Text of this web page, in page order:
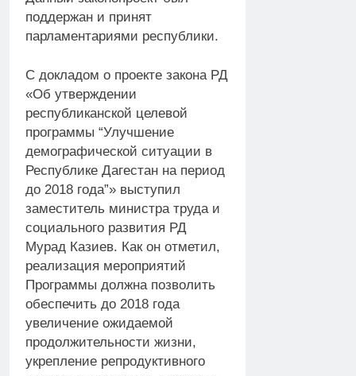
поддержан и принят
парламентариями республики.
С докладом о проекте закона РД
«Об утверждении
республиканской целевой
программы “Улучшение
демографической ситуации в
Республике Дагестан на период
до 2018 года”» выступил
заместитель министра труда и
социального развития РД
Мурад Казиев. Как он отметил,
реализация мероприятий
Программы должна позволить
обеспечить до 2018 года
увеличение ожидаемой
продолжительности жизни,
укрепление репродуктивного